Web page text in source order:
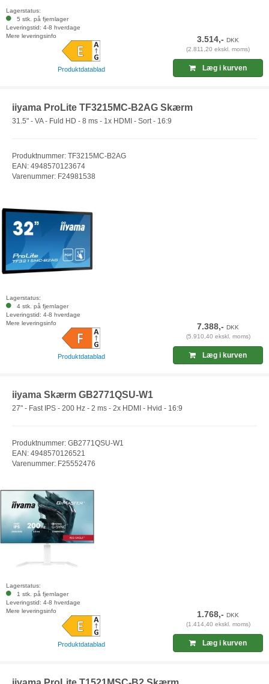
Lagerstatus:
5 stk. på fjernlager
Leveringstid: 4-8 hverdage
Mere leveringsinfo
Produktdatablad
3.514,-DKK
(2.811,20 ekskl. moms)
Læg i kurven
iiyama ProLite TF3215MC-B2AG Skærm
31.5" - VA - Fuld HD - 8 ms - 1x HDMI - Sort - 16:9
Produktnummer: TF3215MC-B2AG
EAN: 4948570123674
Varenummer: F24981538
Lagerstatus:
4 stk. på fjernlager
Leveringstid: 4-8 hverdage
Mere leveringsinfo
Produktdatablad
7.388,-DKK
(5.910,40 ekskl. moms)
Læg i kurven
iiyama Skærm GB2771QSU-W1
27" - Fast IPS - 200 Hz - 2 ms - 2x HDMI - Hvid - 16:9
Produktnummer: GB2771QSU-W1
EAN: 4948570126521
Varenummer: F25552476
Lagerstatus:
1 stk. på fjernlager
Leveringstid: 4-8 hverdage
Mere leveringsinfo
Produktdatablad
1.768,-DKK
(1.414,40 ekskl. moms)
Læg i kurven